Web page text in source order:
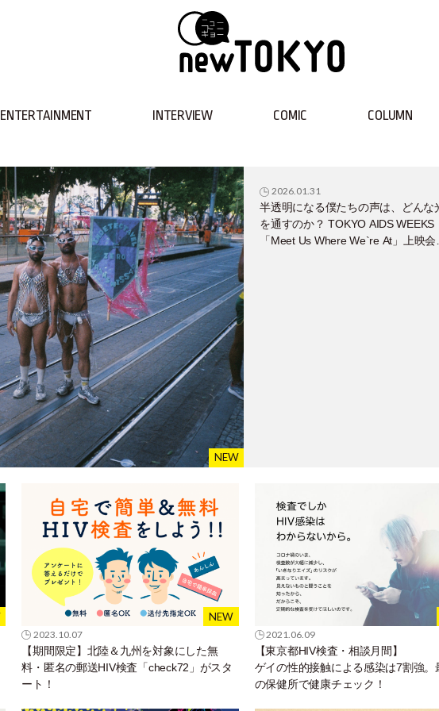
ENTERTAINMENT INTERVIEW COMIC COLUMN
2026.01.31
半透明になる僕たちの声は、どんな
を通すのか？ TOKYO AIDS WEEKS
「Meet Us Where We`re At」上映会
2023.10.07
【期間限定】北陸＆九州を対象にした無
料・匿名の郵送HIV検査「check72」がスタ
ート！
2021.06.09
【東京都HIV検査・相談月間】
ゲイの性的接触による感染は7割強。
の保健所で健康チェック！